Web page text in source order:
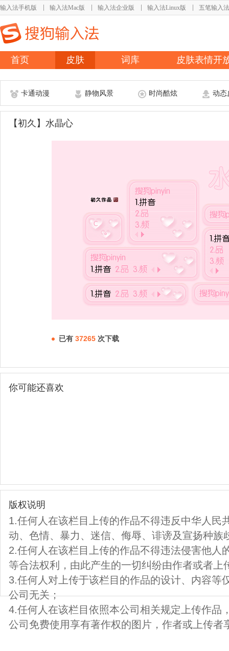
输入法手机版 输入法Mac版 输入法企业版 输入法Linux版 五笔输入法
首页 皮肤 词库 皮肤表情开
卡通动漫 静物风景 时尚酷炫 动态
【初久】水晶心
已有 37265 次下载
你可能还喜欢
版权说明
1.任何人在该栏目上传的作品不得违反中华人民
动、色情、暴力、迷信、侮辱、诽谤及宣扬种族
2.任何人在该栏目上传的作品不得违法侵害他人
等合法权利，由此产生的一切纠纷由作者或者上
3.任何人对上传于该栏目的作品的设计、内容等
公司无关；
4.任何人在该栏目依照本公司相关规定上传作品
公司免费使用享有著作权的图片，作者或上传者